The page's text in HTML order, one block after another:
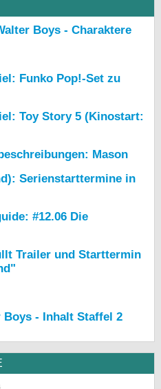
Boys - Charaktere
Funko Pop!-Set zu
Toy Story 5 (Kinostart:
Mason
Serienstarttermine in
#12.06 Die
Trailer und Starttermin
- Inhalt Staffel 2